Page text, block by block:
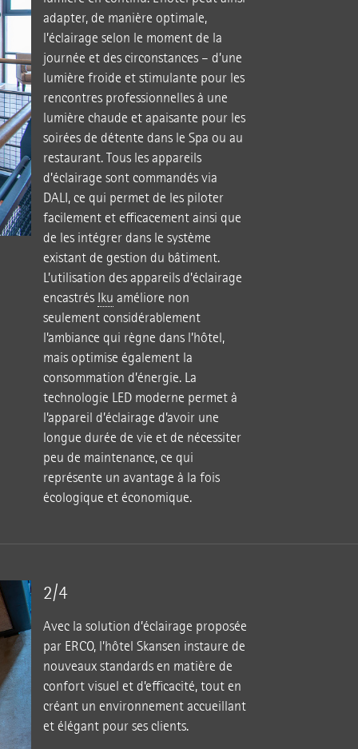
adapter, de manière optimale,
l’éclairage selon le moment de la
journée et des circonstances – d’une
lumière froide et stimulante pour les
rencontres professionnelles à une
lumière chaude et apaisante pour les
soirées de détente dans le Spa ou au
restaurant. Tous les appareils
d’éclairage sont commandés via
DALI, ce qui permet de les piloter
facilement et efficacement ainsi que
de les intégrer dans le système
existant de gestion du bâtiment.
L’utilisation des appareils d’éclairage
encastrés Iku améliore non
seulement considérablement
l’ambiance qui règne dans l’hôtel,
mais optimise également la
consommation d’énergie. La
technologie LED moderne permet à
l’appareil d’éclairage d’avoir une
longue durée de vie et de nécessiter
peu de maintenance, ce qui
représente un avantage à la fois
écologique et économique.
2/4
Avec la solution d’éclairage proposée
par ERCO, l’hôtel Skansen instaure de
nouveaux standards en matière de
confort visuel et d’efficacité, tout en
créant un environnement accueillant
et élégant pour ses clients.